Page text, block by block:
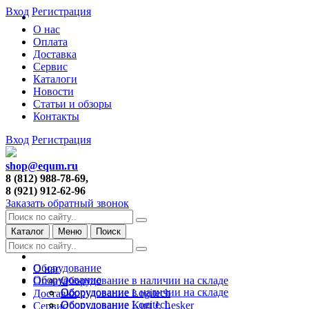
О нас
Оплата
Доставка
Сервис
Каталоги
Новости
Статьи и обзоры
Контакты
Вход Регистрация
Вход Регистрация
shop@equm.ru
8 (812) 988-78-69,
8 (921) 912-62-96
Заказать обратный звонок
Каталог Меню Поиск
О нас
Оплата
Доставка
Сервис
Оборудование
Оборудование в наличии на складе
Оборудование Logitech
Оборудование Kurt J. Lesker
Оборудование
Оборудование в наличии на складе
Оборудование Logitech